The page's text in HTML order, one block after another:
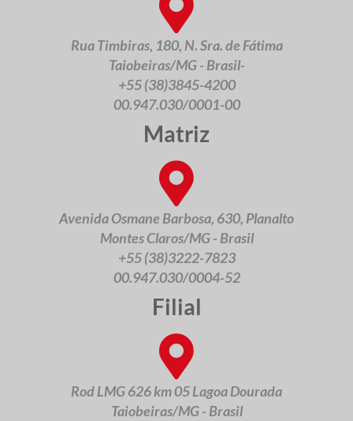
Rua Timbiras, 180, N. Sra. de Fátima
Taiobeiras/MG - Brasil-
+55 (38)3845-4200
00.947.030/0001-00
Matriz
Avenida Osmane Barbosa, 630, Planalto
Montes Claros/MG - Brasil
+55 (38)3222-7823
00.947.030/0004-52
Filial
Rod LMG 626 km 05 Lagoa Dourada
Taiobeiras/MG - Brasil